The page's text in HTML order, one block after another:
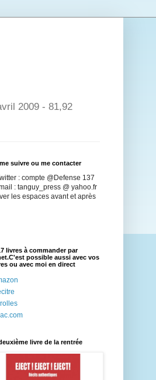
2009 - 81,92
suivre ou me contacter
: compte @Defense 137
: tanguy_press @ yahoo.fr
les espaces avant et après
livres à commander par
possible aussi avec vos
ou avec moi en direct
livre de la rentrée